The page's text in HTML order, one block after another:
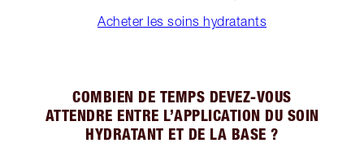
Acheter les soins hydratants
COMBIEN DE TEMPS DEVEZ-VOUS
ATTENDRE ENTRE L’APPLICATION DU SOIN
HYDRATANT ET DE LA BASE ?